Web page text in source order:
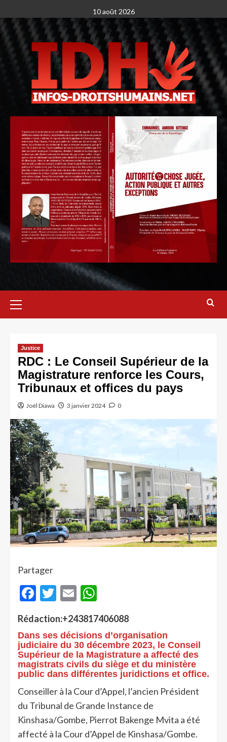
10 août 2026
Justice
RDC : Le Conseil Supérieur de la
Magistrature renforce les Cours,
Tribunaux et offices du pays
Joël Diawa 3 janvier 2024 0
Partager
Facebook
Twitter
Email
Rédaction:+243817406088
Dans ses décisions d’organisation
judiciaire du 30 décembre 2023, le Conseil
Supérieur de la Magistrature a affecté des
magistrats civils du siège et du ministère
public dans différentes juridictions et office.
Conseiller à la Cour d’Appel, l’ancien Président
du Tribunal de Grande Instance de
Kinshasa/Gombe, Pierrot Bakenge Mvita a été
affecté à la Cour d’Appel de Kinshasa/Gombe.